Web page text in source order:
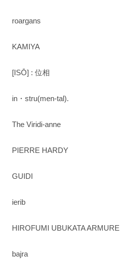
roargans
KAMIYA
[ISŌ] : 位相
in・stru(men-tal).
The Viridi-anne
PIERRE HARDY
GUIDI
ierib
HIROFUMI UBUKATA ARMURE
bajra